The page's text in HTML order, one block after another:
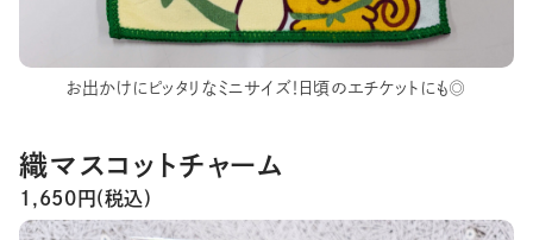
お出かけにピッタリなミニサイズ！日頃のエチケットにも◎
織マスコットチャーム
1,650円(税込)